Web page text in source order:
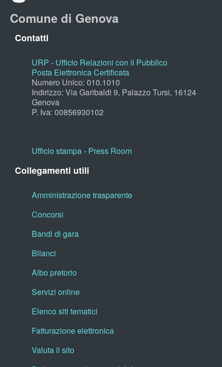
Comune di Genova
Contatti
URP - Ufficio Relazioni con il Pubblico
Posta Elettronica Certificata
Numero Unico: 010.1010
Indirizzo: Via Garibaldi 9, Palazzo Tursi, 16124
Genova
P. Iva: 00856930102
Ufficio stampa - Press Room
Collegamenti utili
Amministrazione trasparente
Concorsi
Bandi di gara
Bilanci
Albo pretorio
Servizi online
Elenco siti tematici
Fatturazione elettronica
Valuta il sito